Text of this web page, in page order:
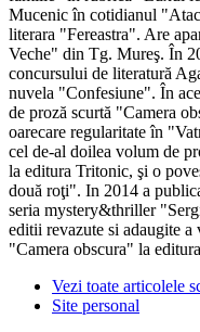
Mucenic în cotidianul
literara "Fereastra". Are
Veche" din Tg. Mureş. În
concursului de literatură
nuvela "Confesiune". În
de proză scurtă "Camera
oarecare regularitate în
cel de-al doilea volum de
la editura Tritonic, şi o
două roţi". In 2014 a
seria mystery&thriller
editii revazute si adaugite
"Camera obscura" la
Vezi toate articolele
Site personal